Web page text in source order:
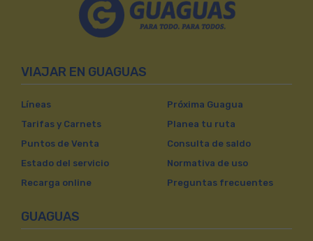
VIAJAR EN GUAGUAS
Líneas
Tarifas y Carnets
Puntos de Venta
Estado del servicio
Recarga online
Próxima Guagua
Planea tu ruta
Consulta de saldo
Normativa de uso
Preguntas frecuentes
GUAGUAS